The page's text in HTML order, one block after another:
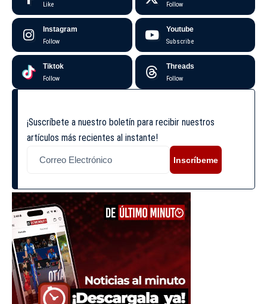
Like Follow
Instagram
Follow
Youtube
Subscribe
Tiktok
Follow
Threads
Follow
¡Suscríbete a nuestro boletín para recibir nuestros
artículos más recientes al instante!
Inscríbeme